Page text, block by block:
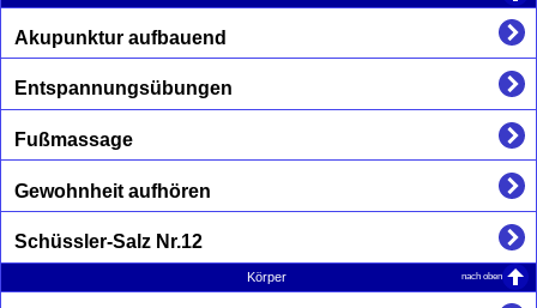
Akupunktur aufbauend
Entspannungsübungen
Fußmassage
Gewohnheit aufhören
Schüssler-Salz Nr.12
Körper nach oben